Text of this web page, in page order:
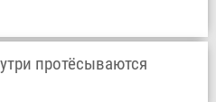
протёсываются